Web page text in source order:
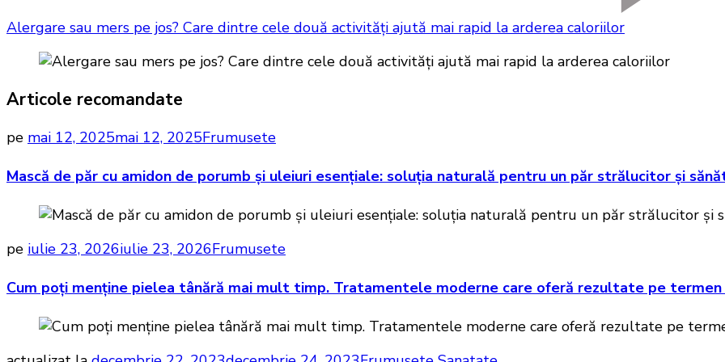
Alergare sau mers pe jos? Care dintre cele două activități ajută mai rapid la arderea caloriilor
Articole recomandate
pe mai 12, 2025mai 12, 2025Frumusete
Mască de păr cu amidon de porumb și uleiuri esențiale: soluția naturală pentru un păr strălucitor și
pe iulie 23, 2026iulie 23, 2026Frumusete
Cum poți menține pielea tânără mai mult timp. Tratamentele moderne care oferă rezultate pe termen